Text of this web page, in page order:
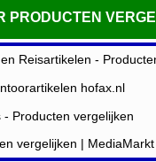
PRODUCTEN
Reisartikelen -
hofax.nl
- Producten vergelijken
vergelijken | MediaMarkt